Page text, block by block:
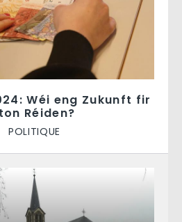
Wéi eng Zukunft fir
Réiden?
POLITIQUE